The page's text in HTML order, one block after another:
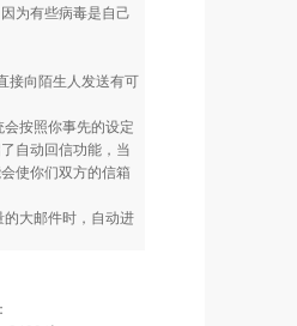
为有些病毒是自己
接向陌生人发送有可
按照你事先的设定
自动回信功能，当
使你们双方的信箱
大邮件时，自动进